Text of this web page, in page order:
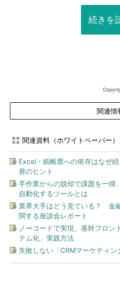
続きを
関連情
関連資料（ホワイトペーパー）
Excel・紙帳票への依存はなぜ
善のヒント
手作業からの脱却で課題を一掃
自動化するツールとは
業界大手はどう見ている？ 金
関する座談会レポート
ノーコードで実現、基幹フロン
テム化」実践方法
失敗しない「CRMマーケティン